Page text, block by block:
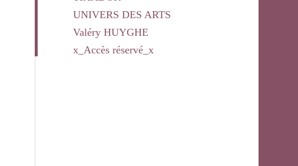
UNIVERS DES ARTS
Valéry HUYGHE
x_Accès réservé_x